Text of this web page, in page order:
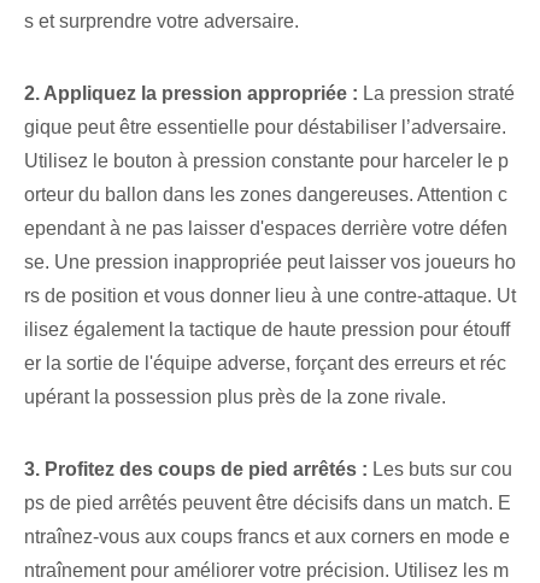
s et surprendre votre adversaire.
2. Appliquez la pression appropriée : La pression straté
gique ⁣peut être essentielle⁢ pour déstabiliser l’adversaire.
Utilisez le bouton à pression constante pour harceler le p
orteur du ballon dans les zones dangereuses. Attention c
ependant à ne pas laisser d'espaces derrière votre défen
se. Une pression inappropriée peut laisser vos joueurs ho
rs de position et vous donner lieu à une contre-attaque. ⁢Ut
ilisez également la ‌tactique de haute pression pour ⁤étouff
er la sortie de l'équipe adverse, forçant des erreurs et réc
upérant la possession plus près de la zone rivale.
3. Profitez des coups de pied arrêtés : Les buts sur cou
ps de pied arrêtés peuvent être décisifs dans un match. E
ntraînez-vous aux coups francs et aux corners en mode e
ntraînement pour améliorer votre précision. Utilisez les m